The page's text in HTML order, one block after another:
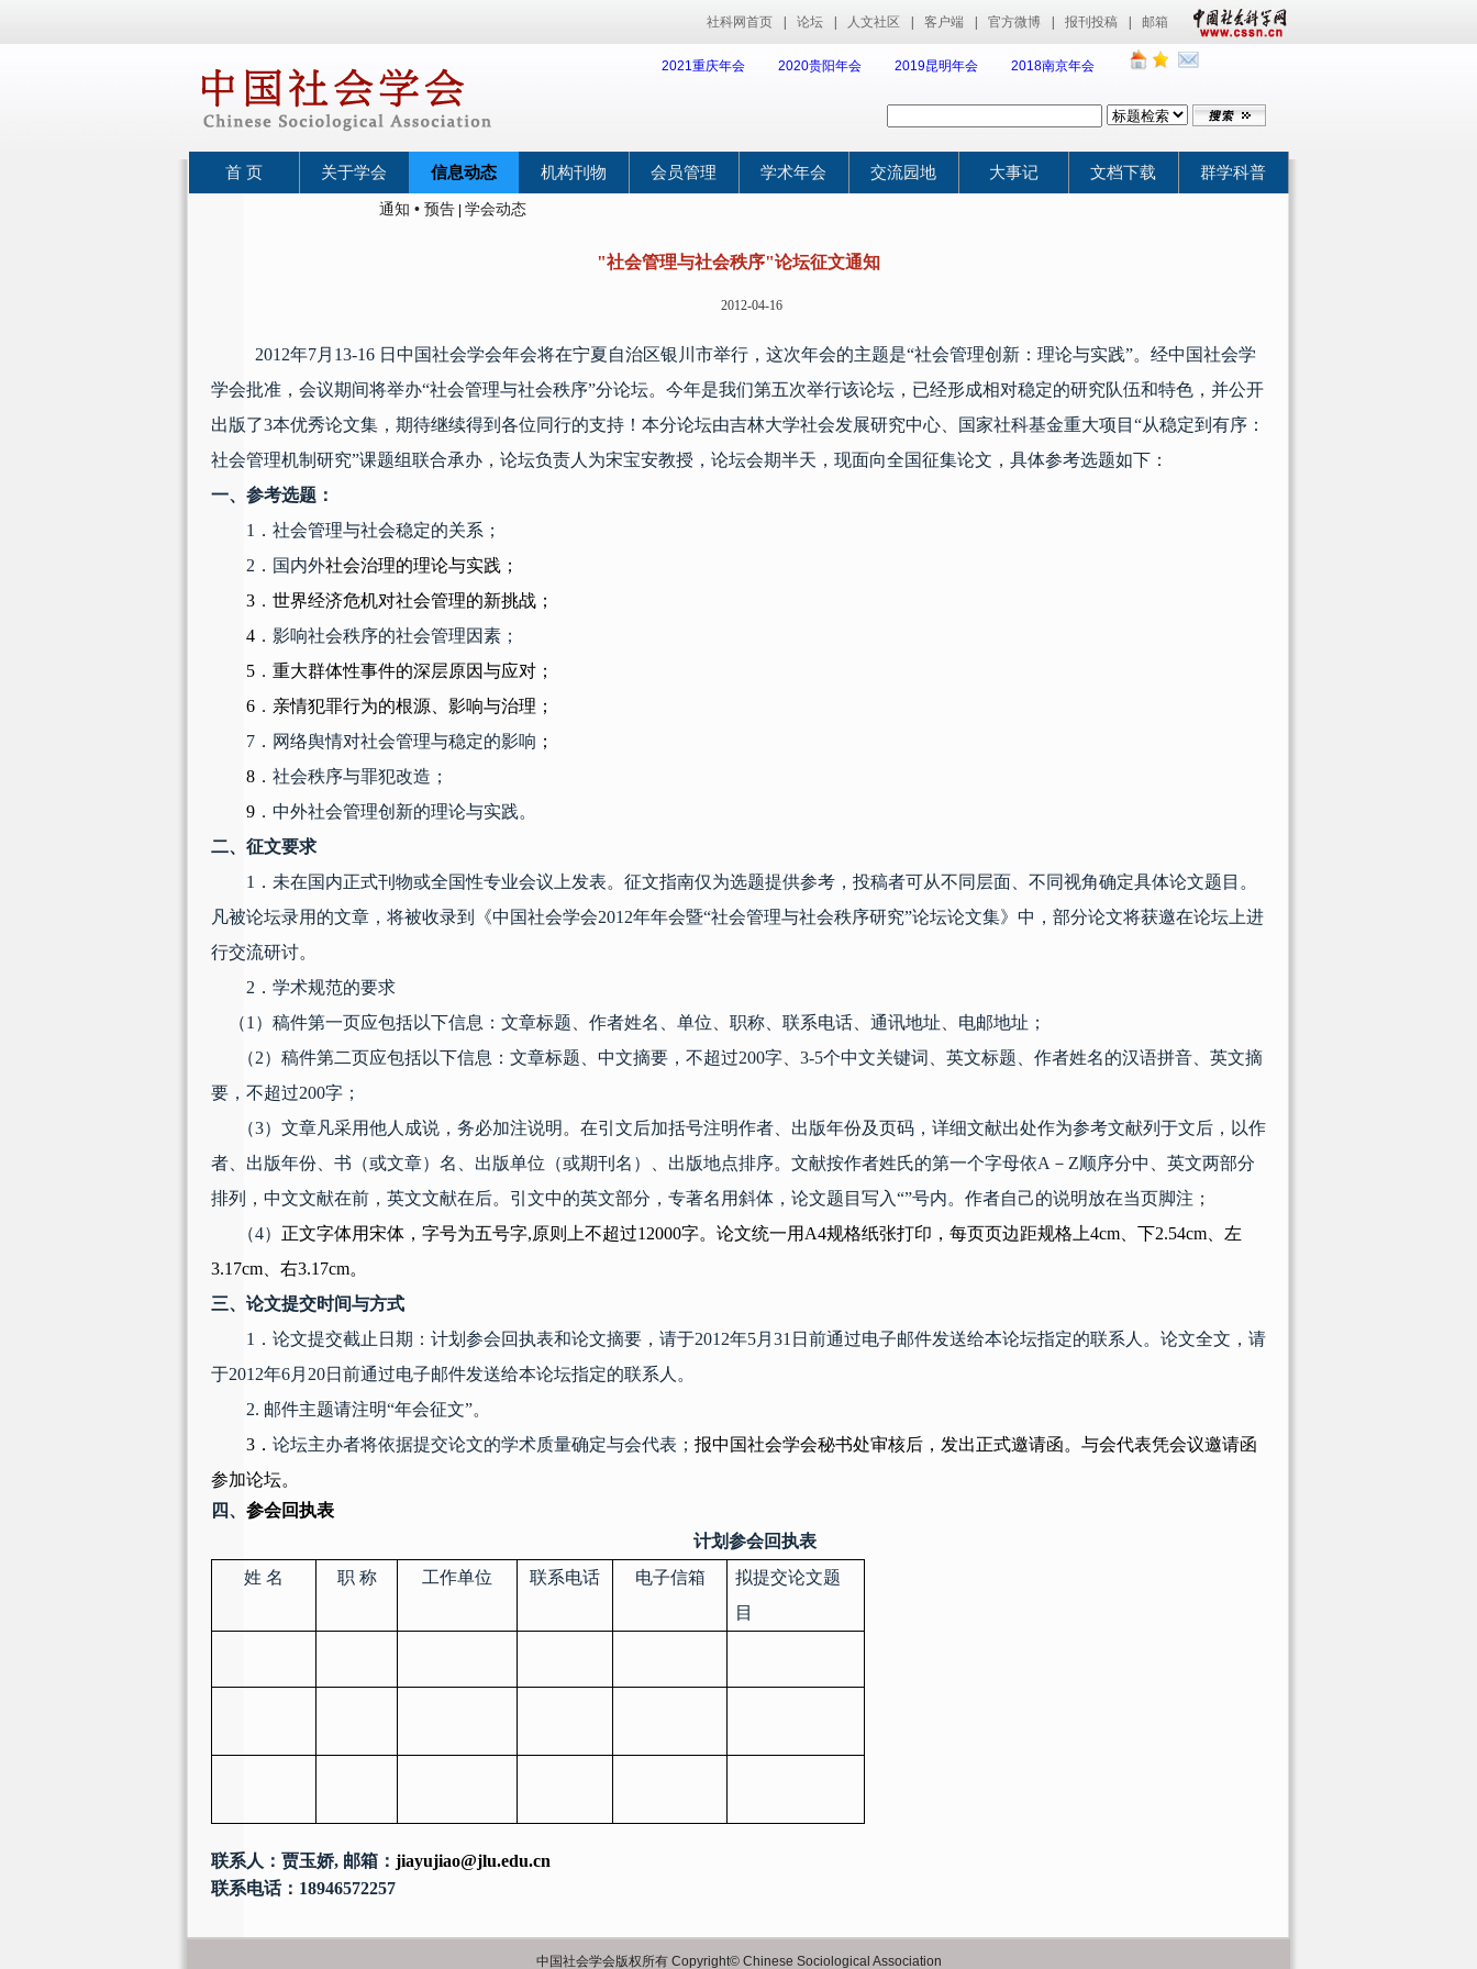
社科网首页 论坛 人文社区 客户端 官方微博 报刊投稿 邮箱
2021重庆年会 2020贵阳年会 2019昆明年会 2018南京年会
首 页 关于学会 信息动态 机构刊物 会员管理 学术年会 交流园地 大事记 文档下载 群学科普
通知 • 预告| 学会动态
"社会管理与社会秩序"论坛征文通知
2012-04-16
2012年7月 13-16 日中国社会学会年会将在宁夏自治区银川市举行，这次年会的主题是“社会管理创新：理论与实践”。经中国社会学
学会批准，会议期间将举办“社会管理与社会秩序”分论坛。今年是我们第五次举行该论坛，已经形成相对稳定的研究队伍和特色，并公开
出版了3本优秀论文集，期待继续得到各位同行的支持！本分论坛由吉林大学社会发展研究中心、国家社科基金重大项目“从稳定到有序：
社会管理机制研究”课题组联合承办，论坛负责人为宋宝安教授，论坛会期半天，现面向全国征集论文，具体参考选题如下：
一、参考选题：
1 ．社会管理与社会稳定的关系；
2 ．国内外社会治理的理论与实践；
3 ． 世界经济危机对社会管理的新挑战；
4 ．影响社会秩序的社会管理因素；
5 ． 重大群体性事件的深层原因与应对；
6 ． 亲情犯罪行为的根源、影响与治理；
7 ．网络舆情对社会管理与稳定的影响 ；
8 ．社会秩序与罪犯改造；
9 ．中外社会管理创新的理论与实践。
二、征文要求
1 ．未在国内正式刊物或全国性专业会议上发表。征文指南仅为选题提供参考，投稿者可从不同层面、不同视角确定具体论文题目。
凡被论坛录用的文章，将被收录到《中国社会学会2012年年会暨“社会管理与社会秩序研究”论坛论文集》中，部分论文将获邀在论坛上进
行交流研讨。
2 ．学术规范的要求
（1 ）稿件第一页应包括以下信息：文章标题、作者姓名、单位、职称、联系电话、通讯地址、电邮地址；
（2）稿件第二页应包括以下信息：文章标题、中文摘要，不超过200字、 3-5个中文关键词、英文标题、作者姓名的汉语拼音、英文摘
要，不超过200字；
（3）文章凡采用他人成说，务必加注说明。在引文后加括号注明作者、出版年份及页码，详细文献出处作为参考文献列于文后，以作
者、出版年份、书（或文章）名、出版单位（或期刊名）、出版地点排序。文献按作者姓氏的第一个字母依A － Z顺序分中、英文两部分
排列，中文文献在前，英文文献在后。引文中的英文部分，专著名用斜体，论文题目写入“”号内。作者自己的说明放在当页脚注；
（4） 正文字体用宋体，字号为五号字,原则上不超过12000字。论文统一用 A4规格纸张打印 ， 每页页边距规格上4cm 、下2.54cm 、左
3.17cm 、右3.17cm。
三、论文提交时间与方式
1 ．论文提交截止日期：计划参会回执表和论文摘要，请于2012年5月 31 日 前通过电子邮件发送给本论坛指定的联系人。论文全文，请
于2012年6月 20日 前通过电子邮件发送给本论坛指定的联系人。
2. 邮件主题请注明“年会征文”。
3 ． 论坛主办者将依据提交论文的学术质量确定与会代表； 报中国社会学会秘书处审核后，发出正式邀请函。与会代表凭会议邀请函
参加论坛。
四、 参会回执表
计划参会回执表
姓 名 职 称 工作单位 联系电话 电子信箱
拟提交论文题
目
联系人：贾玉娇, 邮箱： jiayujiao@jlu.edu.cn
联系电话： 18946572257
中国社会学会版权所有 Copyright© Chinese Sociological Association